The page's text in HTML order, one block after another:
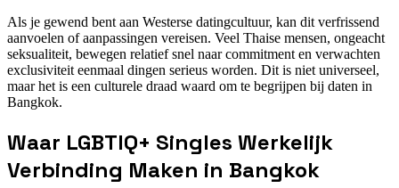
Als je gewend bent aan Westerse datingcultuur, kan dit verfrissend
aanvoelen of aanpassingen vereisen. Veel Thaise mensen, ongeacht
seksualiteit, bewegen relatief snel naar commitment en verwachten
exclusiviteit eenmaal dingen serieus worden. Dit is niet universeel,
maar het is een culturele draad waard om te begrijpen bij daten in
Bangkok.
Waar LGBTIQ+ Singles Werkelijk
Verbinding Maken in Bangkok